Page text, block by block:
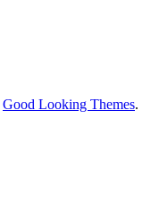
Good Looking Themes.